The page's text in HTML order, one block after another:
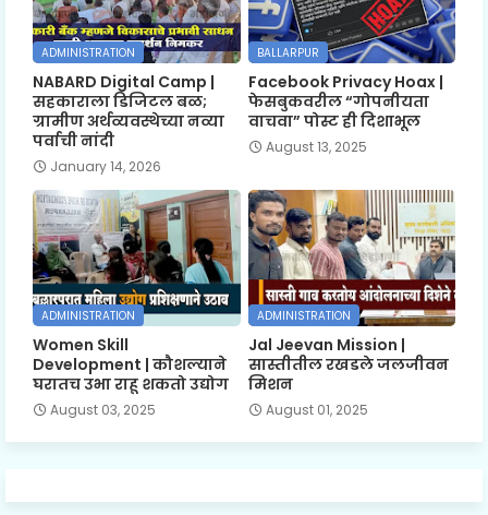
ADMINISTRATION
NABARD Digital Camp |
सहकाराला डिजिटल बळ;
ग्रामीण अर्थव्यवस्थेच्या नव्या
पर्वाची नांदी
January 14, 2026
BALLARPUR
Facebook Privacy Hoax |
फेसबुकवरील “गोपनीयता
वाचवा” पोस्ट ही दिशाभूल
August 13, 2025
ADMINISTRATION
Women Skill
Development | कौशल्याने
घरातच उभा राहू शकतो उद्योग
August 03, 2025
ADMINISTRATION
Jal Jeevan Mission |
सास्तीतील रखडले जलजीवन
मिशन
August 01, 2025